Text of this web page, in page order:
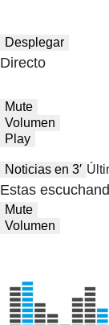
Desplegar
Directo
Mute
Volumen
Play
Noticias en 3′
Estas
Mute
Volumen